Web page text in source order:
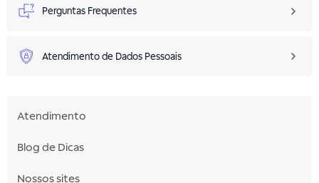
Perguntas Frequentes
Atendimento de Dados Pessoais
Atendimento
Blog de Dicas
Nossos sites